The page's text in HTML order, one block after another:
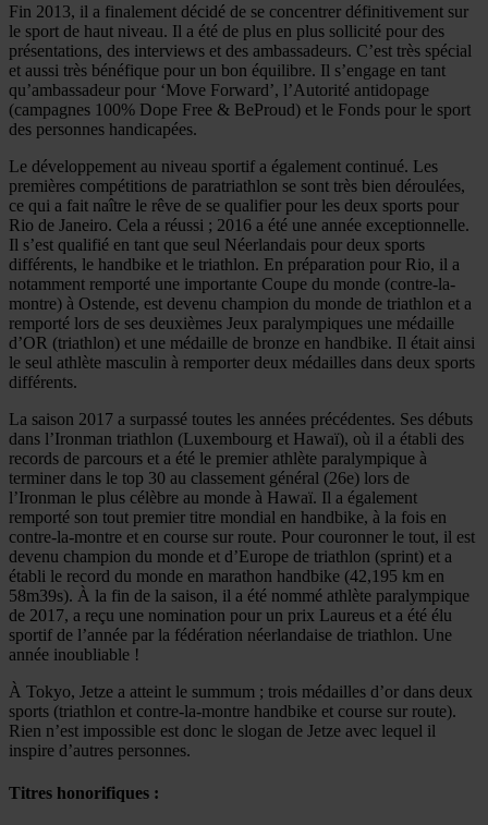
Fin 2013, il a finalement décidé de se concentrer définitivement sur
le sport de haut niveau. Il a été de plus en plus sollicité pour des
présentations, des interviews et des ambassadeurs. C’est très spécial
et aussi très bénéfique pour un bon équilibre. Il s’engage en tant
qu’ambassadeur pour ‘Move Forward’, l’Autorité antidopage
(campagnes 100% Dope Free & BeProud) et le Fonds pour le sport
des personnes handicapées.
Le développement au niveau sportif a également continué. Les
premières compétitions de paratriathlon se sont très bien déroulées,
ce qui a fait naître le rêve de se qualifier pour les deux sports pour
Rio de Janeiro. Cela a réussi ; 2016 a été une année exceptionnelle.
Il s’est qualifié en tant que seul Néerlandais pour deux sports
différents, le handbike et le triathlon. En préparation pour Rio, il a
notamment remporté une importante Coupe du monde (contre-la-
montre) à Ostende, est devenu champion du monde de triathlon et a
remporté lors de ses deuxièmes Jeux paralympiques une médaille
d’OR (triathlon) et une médaille de bronze en handbike. Il était ainsi
le seul athlète masculin à remporter deux médailles dans deux sports
différents.
La saison 2017 a surpassé toutes les années précédentes. Ses débuts
dans l’Ironman triathlon (Luxembourg et Hawaï), où il a établi des
records de parcours et a été le premier athlète paralympique à
terminer dans le top 30 au classement général (26e) lors de
l’Ironman le plus célèbre au monde à Hawaï. Il a également
remporté son tout premier titre mondial en handbike, à la fois en
contre-la-montre et en course sur route. Pour couronner le tout, il est
devenu champion du monde et d’Europe de triathlon (sprint) et a
établi le record du monde en marathon handbike (42,195 km en
58m39s). À la fin de la saison, il a été nommé athlète paralympique
de 2017, a reçu une nomination pour un prix Laureus et a été élu
sportif de l’année par la fédération néerlandaise de triathlon. Une
année inoubliable !
À Tokyo, Jetze a atteint le summum ; trois médailles d’or dans deux
sports (triathlon et contre-la-montre handbike et course sur route).
Rien n’est impossible est donc le slogan de Jetze avec lequel il
inspire d’autres personnes.
Titres honorifiques :